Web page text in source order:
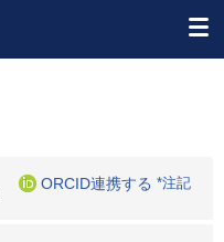
ORCID連携する *注記